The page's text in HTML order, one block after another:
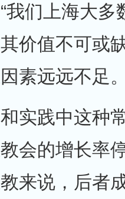
我们上海大
价值不可或
素远远不足
实践中这种
会的增长率
来说，后者